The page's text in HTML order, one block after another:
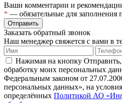
Ваши комментарии и
* — обязательные для заполнения
Отправить
Заказать обратный звонок
Наш менеджер свяжется с вами в
Нажимая на кнопку Отправить,
обработку моих персональных
Федеральным законом от
персональных данных», на
определённых Политикой АО